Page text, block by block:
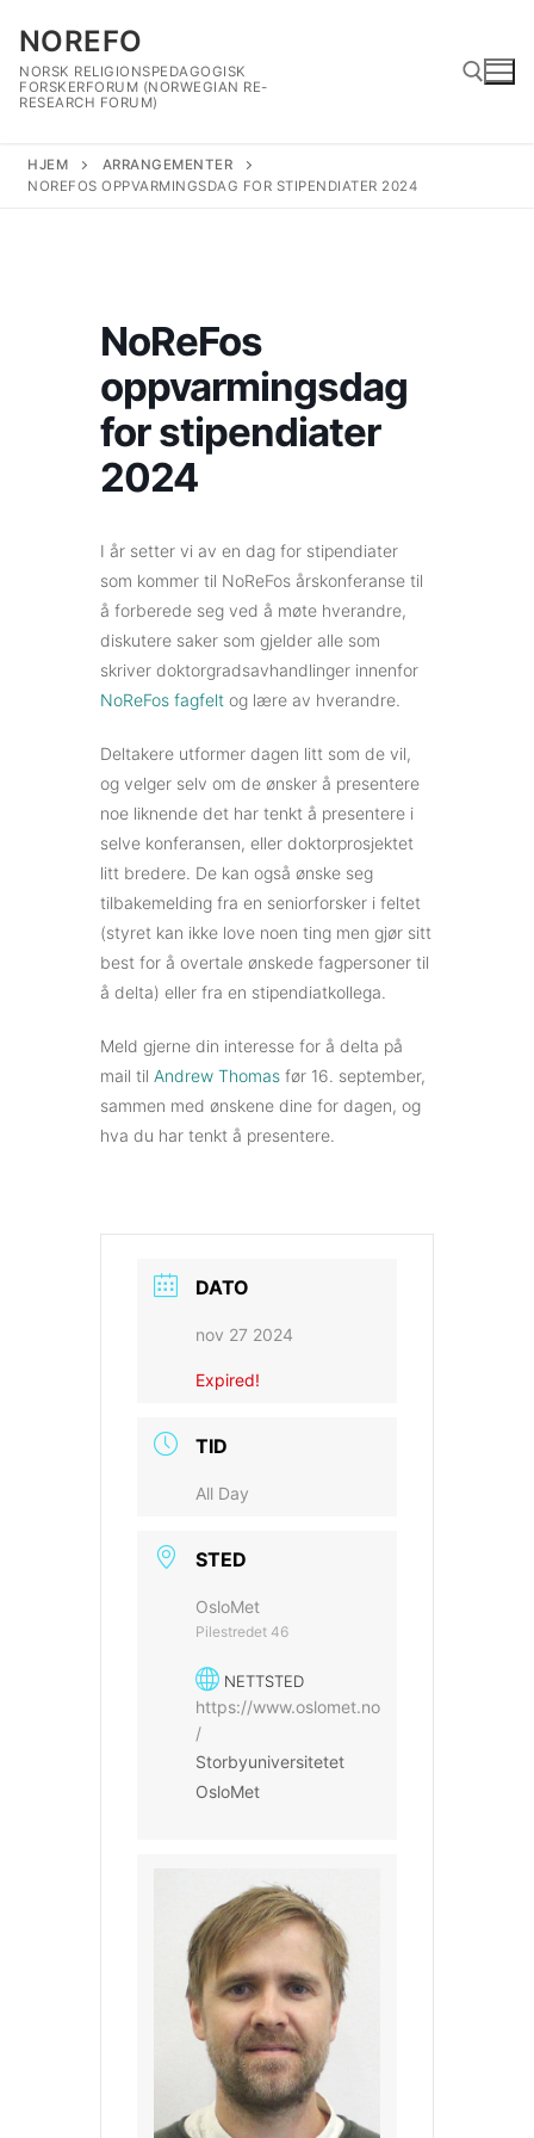
innholdet
NOREFO
NORSK RELIGIONSPEDAGOGISK
FORSKERFORUM (NORWEGIAN RE-
RESEARCH FORUM)
HJEM
ARRANGEMENTER
NOREFOS OPPVARMINGSDAG FOR STIPENDIATER 2024
NoReFos
oppvarmingsdag
for stipendiater
2024
I år setter vi av en dag for stipendiater
som kommer til NoReFos årskonferanse til
å forberede seg ved å møte hverandre,
diskutere saker som gjelder alle som
skriver doktorgradsavhandlinger innenfor
NoReFos fagfelt og lære av hverandre.
Deltakere utformer dagen litt som de vil,
og velger selv om de ønsker å presentere
noe liknende det har tenkt å presentere i
selve konferansen, eller doktorprosjektet
litt bredere. De kan også ønske seg
tilbakemelding fra en seniorforsker i feltet
(styret kan ikke love noen ting men gjør sitt
best for å overtale ønskede fagpersoner til
å delta) eller fra en stipendiatkollega.
Meld gjerne din interesse for å delta på
mail til Andrew Thomas før 16. september,
sammen med ønskene dine for dagen, og
hva du har tenkt å presentere.
DATO
nov 27 2024
Expired!
TID
All Day
STED
OsloMet
Pilestredet 46
NETTSTED
https://www.oslomet.no
/
Storbyuniversitetet
OsloMet